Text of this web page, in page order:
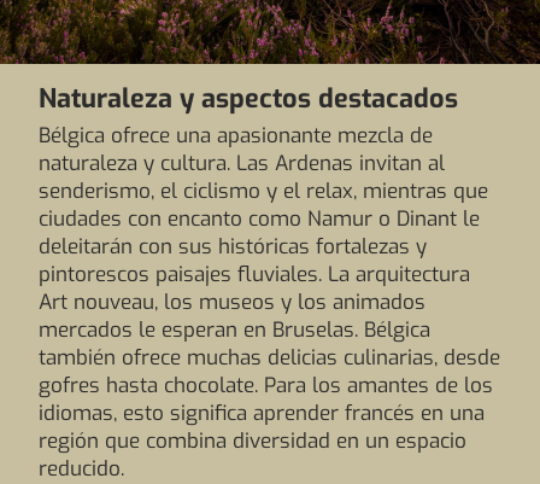
Naturaleza y aspectos destacados
Bélgica ofrece una apasionante mezcla de
naturaleza y cultura. Las Ardenas invitan al
senderismo, el ciclismo y el relax, mientras que
ciudades con encanto como Namur o Dinant le
deleitarán con sus históricas fortalezas y
pintorescos paisajes fluviales. La arquitectura
Art nouveau, los museos y los animados
mercados le esperan en Bruselas. Bélgica
también ofrece muchas delicias culinarias, desde
gofres hasta chocolate. Para los amantes de los
idiomas, esto significa aprender francés en una
región que combina diversidad en un espacio
reducido.